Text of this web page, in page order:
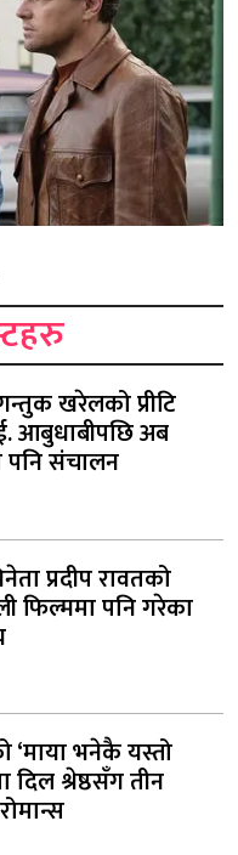
खरेलको प्रीटि
आबुधाबीपछि अब
पनि संचालन
प्रदीप रावतको
फिल्ममा पनि गरेका
‘माया भनेकै यस्तो
दिल श्रेष्ठसँग तीन